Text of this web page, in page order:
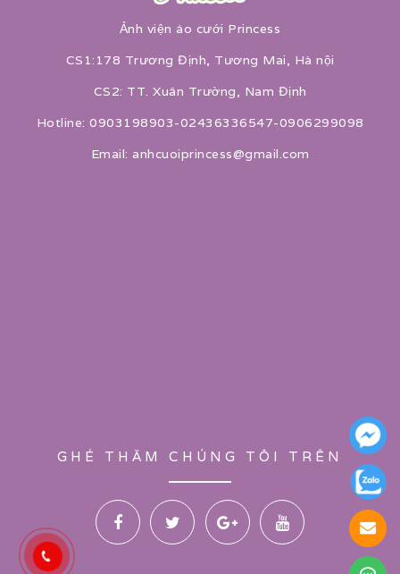
Ảnh viện áo cưới Princess
CS1:178 Trương Định, Tương Mai, Hà nội
CS2: TT. Xuân Trường, Nam Định
Hotline: 0903198903-02436336547-0906299098
Email: anhcuoiprincess@gmail.com
GHÉ THĂM CHÚNG TÔI TRÊN